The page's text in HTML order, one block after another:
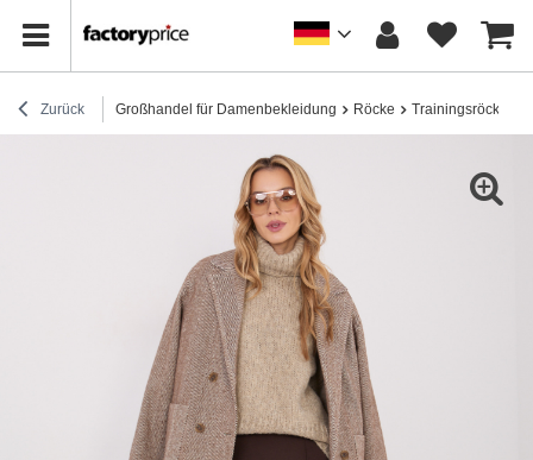
Zurück Großhandel für Damenbekleidung Röcke Trainingsröcke